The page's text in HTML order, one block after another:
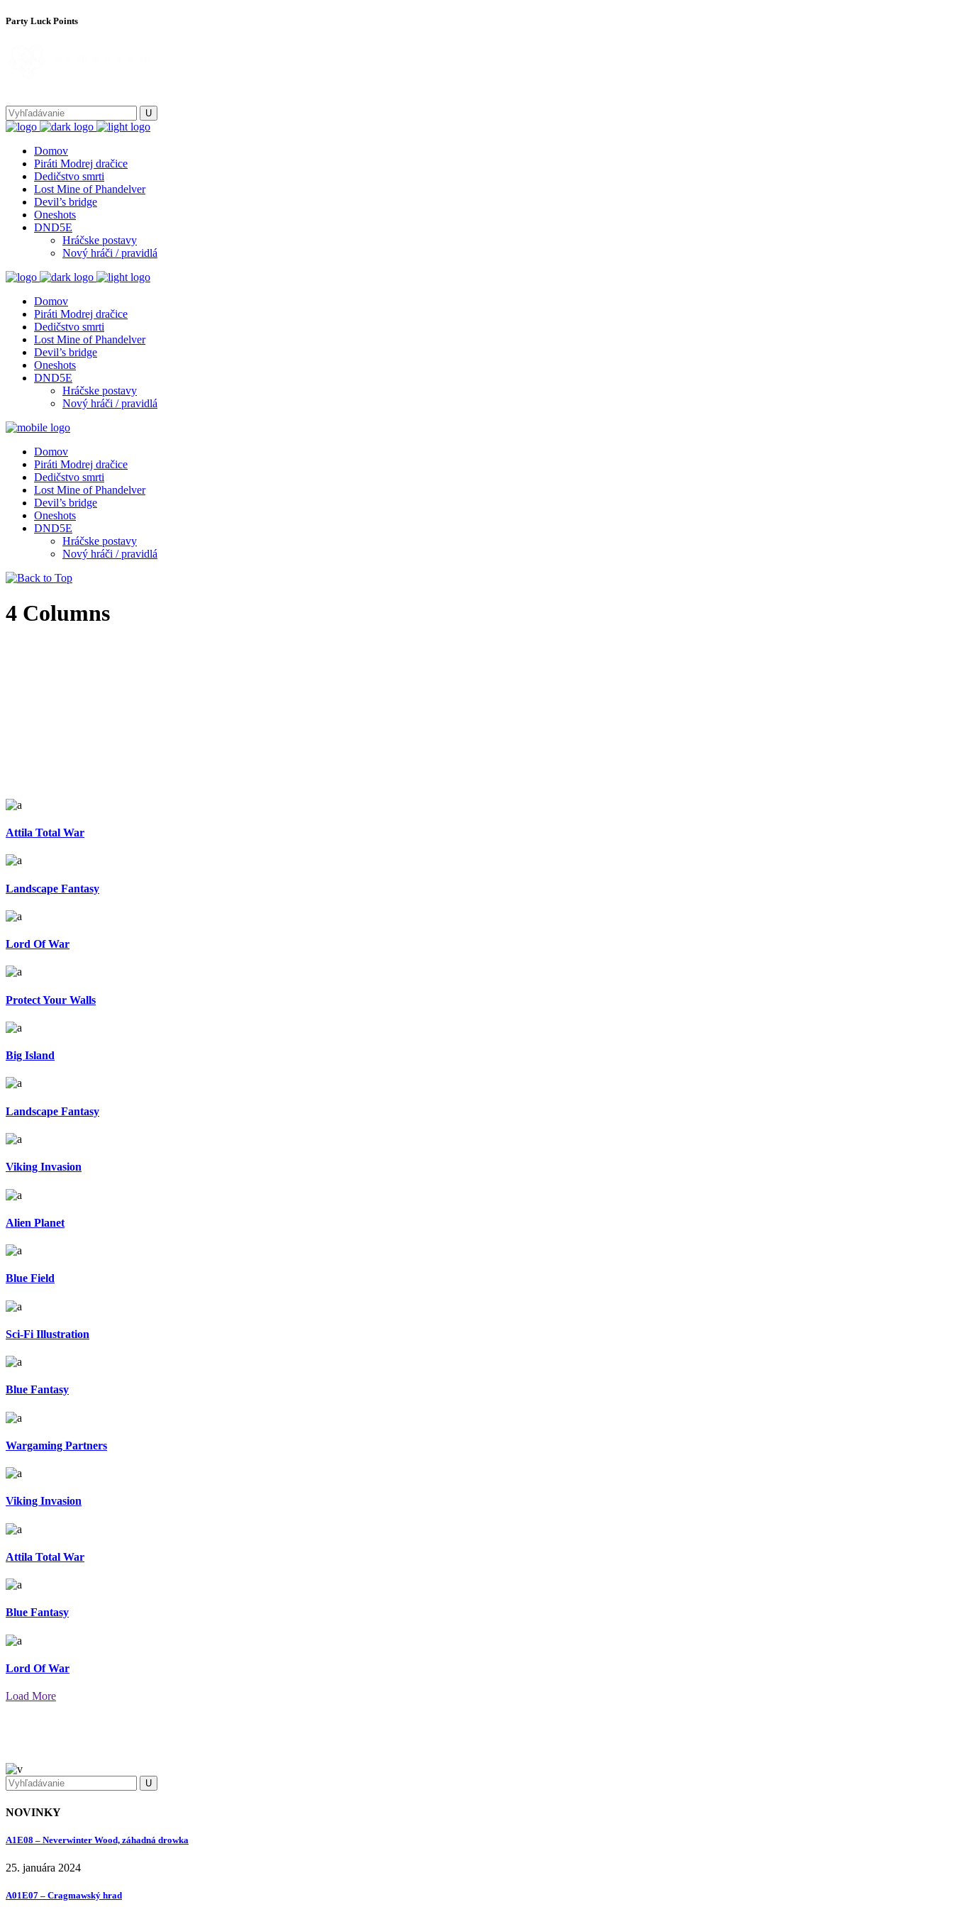
Party Luck Points
Domov
Piráti Modrej dračice
Dedičstvo smrti
Lost Mine of Phandelver
Devil’s bridge
Oneshots
DND5E
Hráčske postavy
Nový hráči / pravidlá
Domov
Piráti Modrej dračice
Dedičstvo smrti
Lost Mine of Phandelver
Devil’s bridge
Oneshots
DND5E
Hráčske postavy
Nový hráči / pravidlá
Domov
Piráti Modrej dračice
Dedičstvo smrti
Lost Mine of Phandelver
Devil’s bridge
Oneshots
DND5E
Hráčske postavy
Nový hráči / pravidlá
4 Columns
Attila Total War
Landscape Fantasy
Lord Of War
Protect Your Walls
Big Island
Landscape Fantasy
Viking Invasion
Alien Planet
Blue Field
Sci-Fi Illustration
Blue Fantasy
Wargaming Partners
Viking Invasion
Attila Total War
Blue Fantasy
Lord Of War
Load More
NOVINKY
A1E08 – Neverwinter Wood, záhadná drowka
25. januára 2024
A01E07 – Cragmawský hrad